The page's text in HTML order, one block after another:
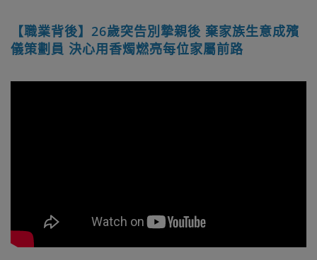
【職業背後】26歲突告別摯親後 棄家族生意成殯
儀策劃員 決心用香燭燃亮每位家屬前路